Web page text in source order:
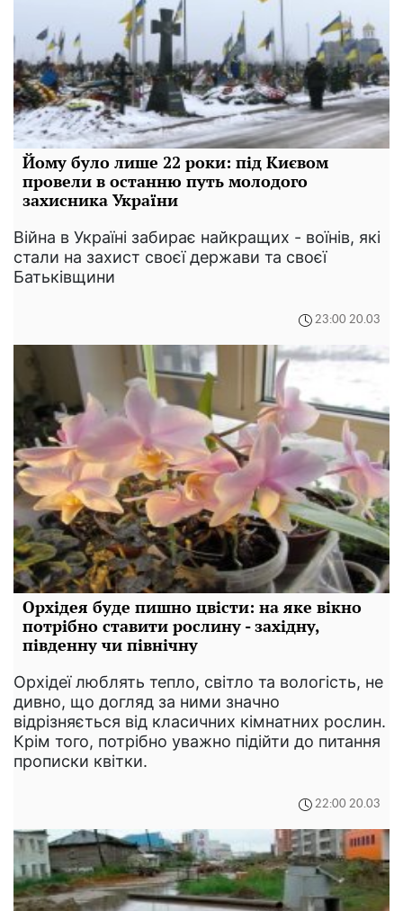
Йому було лише 22 роки: під Києвом
провели в останню путь молодого
захисника України
Війна в Україні забирає найкращих - воїнів, які
стали на захист своєї держави та своєї
Батьківщини
23:00 20.03
Орхідея буде пишно цвісти: на яке вікно
потрібно ставити рослину - західну,
південну чи північну
Орхідеї люблять тепло, світло та вологість, не
дивно, що догляд за ними значно
відрізняється від класичних кімнатних рослин.
Крім того, потрібно уважно підійти до питання
прописки квітки.
22:00 20.03